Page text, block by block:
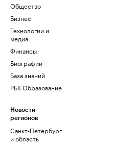
Общество
Бизнес
Технологии и
медиа
Финансы
Биографии
База знаний
РБК Образование
Новости
регионов
Санкт-Петербург
и область